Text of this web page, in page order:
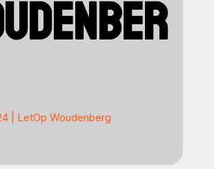
| LetOp Woudenberg